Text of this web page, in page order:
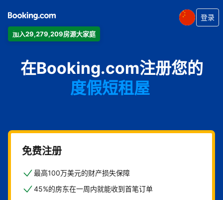
加入29,279,209房源大家庭
登录
在Booking.com注册您的
公寓
酒店
度假短租屋
住宿加早餐旅馆
免费注册
最高100万美元的财产损失保障
45%的房东在一周内就能收到首笔订单